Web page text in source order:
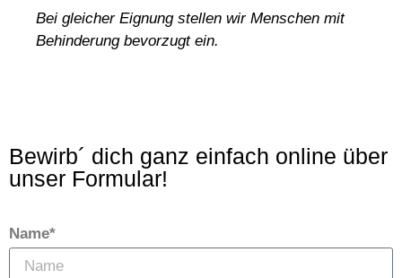
Bei gleicher Eignung stellen wir Menschen mit
Behinderung bevorzugt ein.
Bewirb´ dich ganz einfach online über
unser Formular!
Name*